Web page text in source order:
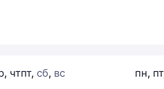
, чтпт, сб, вс
пн, пт